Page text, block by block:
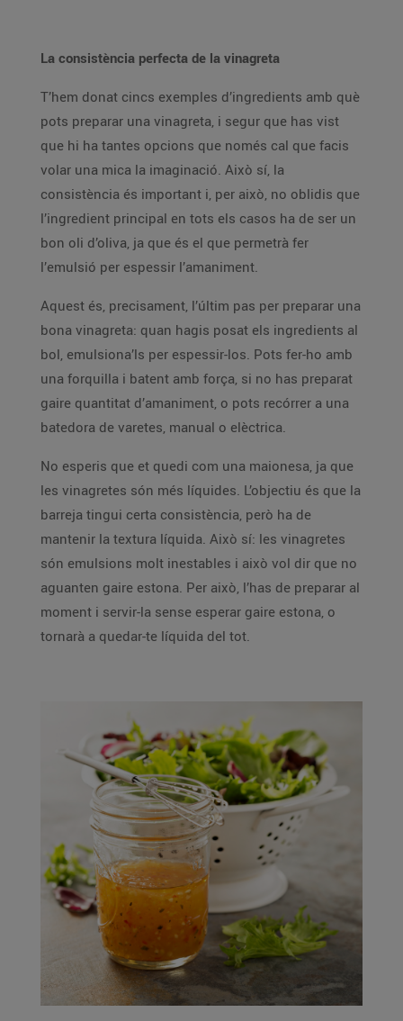
La consistència perfecta de la vinagreta
T’hem donat cincs exemples d’ingredients amb què
pots preparar una vinagreta, i segur que has vist
que hi ha tantes opcions que només cal que facis
volar una mica la imaginació. Això sí, la
consistència és important i, per això, no oblidis que
l’ingredient principal en tots els casos ha de ser un
bon oli d’oliva, ja que és el que permetrà fer
l’emulsió per espessir l’amaniment.
Aquest és, precisament, l’últim pas per preparar una
bona vinagreta: quan hagis posat els ingredients al
bol, emulsiona’ls per espessir-los. Pots fer-ho amb
una forquilla i batent amb força, si no has preparat
gaire quantitat d’amaniment, o pots recórrer a una
batedora de varetes, manual o elèctrica.
No esperis que et quedi com una maionesa, ja que
les vinagretes són més líquides. L’objectiu és que la
barreja tingui certa consistència, però ha de
mantenir la textura líquida. Això sí: les vinagretes
són emulsions molt inestables i això vol dir que no
aguanten gaire estona. Per això, l’has de preparar al
moment i servir-la sense esperar gaire estona, o
tornarà a quedar-te líquida del tot.